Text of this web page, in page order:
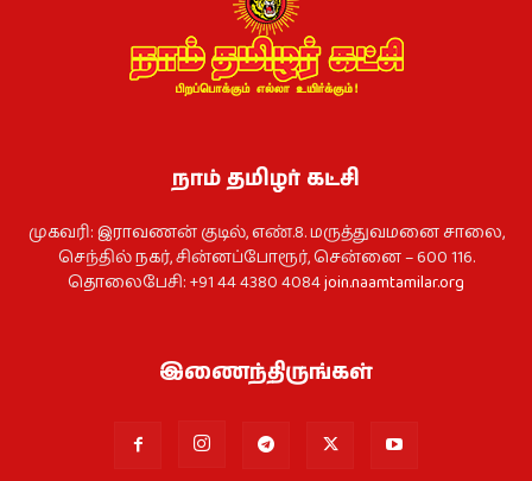
நாம் தமிழர் கட்சி
முகவரி: இராவணன் குடில், எண்.8. மருத்துவமனை சாலை,
செந்தில் நகர், சின்னப்போரூர், சென்னை – 600 116.
தொலைபேசி: +91 44 4380 4084join.naamtamilar.org
இணைந்திருங்கள்